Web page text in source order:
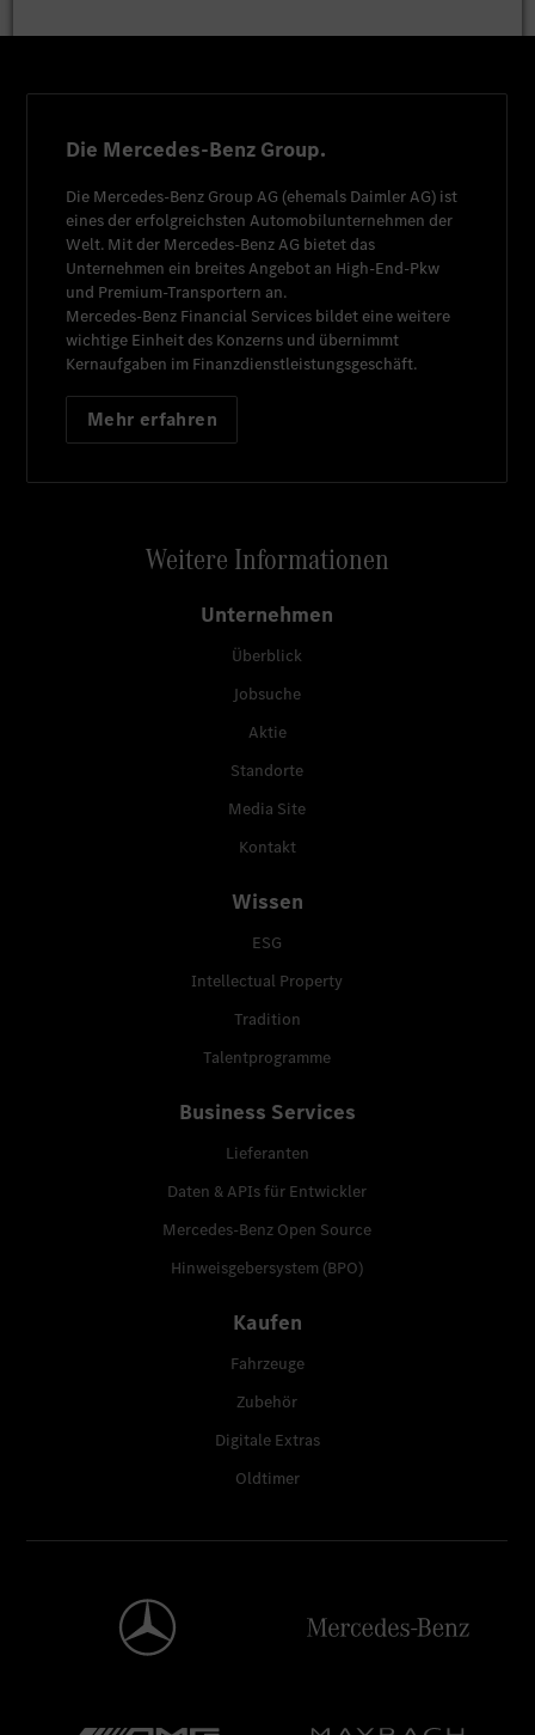
Die Mercedes-Benz Group.
Die Mercedes-Benz Group AG (ehemals Daimler AG) ist
eines der erfolgreichsten Automobilunternehmen der
Welt. Mit der Mercedes-Benz AG bietet das
Unternehmen ein breites Angebot an High-End-Pkw
und Premium-Transportern an.
Mercedes-Benz Financial Services bildet eine weitere
wichtige Einheit des Konzerns und übernimmt
Kernaufgaben im Finanzdienstleistungsgeschäft.
Mehr erfahren
Weitere Informationen
Unternehmen
Überblick
Jobsuche
Aktie
Standorte
Media Site
Kontakt
Wissen
ESG
Intellectual Property
Tradition
Talentprogramme
Business Services
Lieferanten
Daten & APIs für Entwickler
Mercedes-Benz Open Source
Hinweisgebersystem (BPO)
Kaufen
Fahrzeuge
Zubehör
Digitale Extras
Oldtimer